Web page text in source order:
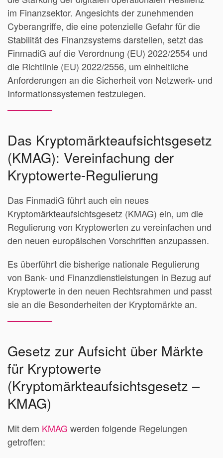
im Finanzsektor. Angesichts der zunehmenden
Cyberangriffe, die eine potenzielle Gefahr für die
Stabilität des Finanzsystems darstellen, setzt das
FinmadiG auf die Verordnung (EU) 2022/2554 und
die Richtlinie (EU) 2022/2556, um einheitliche
Anforderungen an die Sicherheit von Netzwerk- und
Informationssystemen festzulegen.
Das Kryptomärkteaufsichtsgesetz
(KMAG): Vereinfachung der
Kryptowerte-Regulierung
Das FinmadiG führt auch ein neues
Kryptomärkteaufsichtsgesetz (KMAG) ein, um die
Regulierung von Kryptowerten zu vereinfachen und
den neuen europäischen Vorschriften anzupassen.
Es überführt die bisherige nationale Regulierung
von Bank- und Finanzdienstleistungen in Bezug auf
Kryptowerte in den neuen Rechtsrahmen und passt
sie an die Besonderheiten der Kryptomärkte an.
Gesetz zur Aufsicht über Märkte
für Kryptowerte
(Kryptomärkteaufsichtsgesetz –
KMAG)
Mit dem KMAG werden folgende Regelungen
getroffen: